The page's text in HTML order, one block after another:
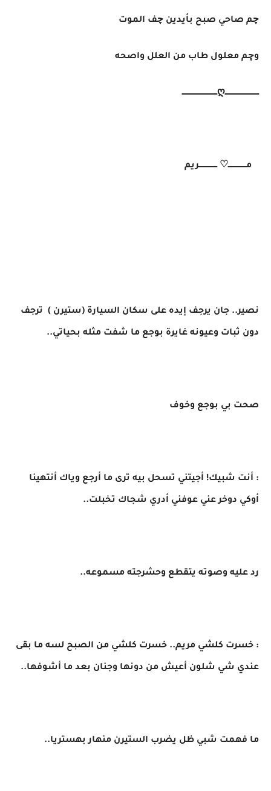
چم صاحي صبح بأيدين چف الموت
وچم معلول طاب من العلل واصحه
ــــــــــــــــــــــــــــღـــــــــــــــــــــــــــــ
مـــــــــــــــ♡ ـــــــــــــــريم
نصير.. جان يرجف إيده على سكان السيارة (ستيرن ) ترجف
دون ثبات وعيونه غايرة بوجع ما شفت مثله بحياتي..
صحت بي بوجع وخوف
​: أنت شبيك! أجيتني تسحل بيه ترى ما أرجع وياك أنتهينا
أوكي دوخر عني عوفني أدري شجاك تخبلت..
​رد عليه وصوته يتقطع وحشرجته مسموعه..
​: خسرت كلشي مريم.. خسرت كلشي من الصبح لسه ما بقى
عندي شي شلون أعيش من دونها وجنان بعد ما أشوفها..
ما فهمت شبي ظل يضرب الستيرن منهار بهستريا..